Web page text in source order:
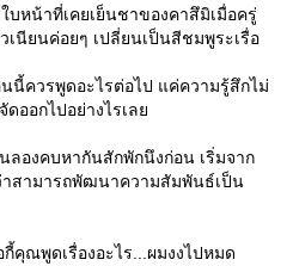
บหน้าที่เคยเย็นชาของคาสึมิเมื่อครู่
นียนค่อยๆ เปลี่ยนเป็นสีชมพูระเรื่อ
นี้ควรพูดอะไรต่อไป แค่ความรู้สึกไม่
ดออกไปอย่างไรเล
ลองคบหากันสักพักนึงก่อน เริ่มจาก
าสามารถพัฒนาความสัมพันธ์เป็น
คุณพูดเรื่องอะไร...ผมงงไปหมด